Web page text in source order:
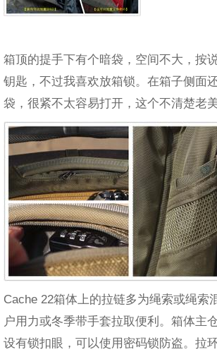
箱顶的提手下有个暗袋，空间不大，按
钥匙，不过我喜欢放箱锁。在箱子侧面
袋，很紧不太容易打开，这个不清楚老
Cache 22箱体上的拉链多为绳索或绳索
户用力或冬季带手套拉取便利。箱体主
设有锁扣眼，可以使用密码锁防盗。拉